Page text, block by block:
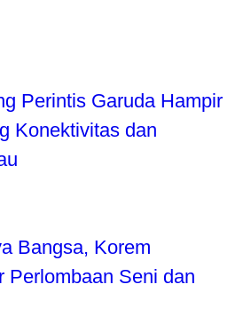
Perintis Garuda Hampir
Konektivitas dan
Bangsa, Korem
Perlombaan Seni dan